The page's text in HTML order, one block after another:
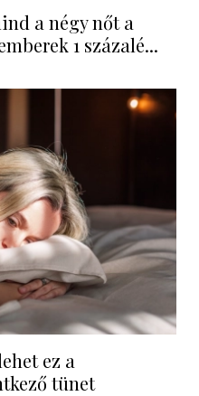
a négy nőt a
1 százalé...
ez a
tünet